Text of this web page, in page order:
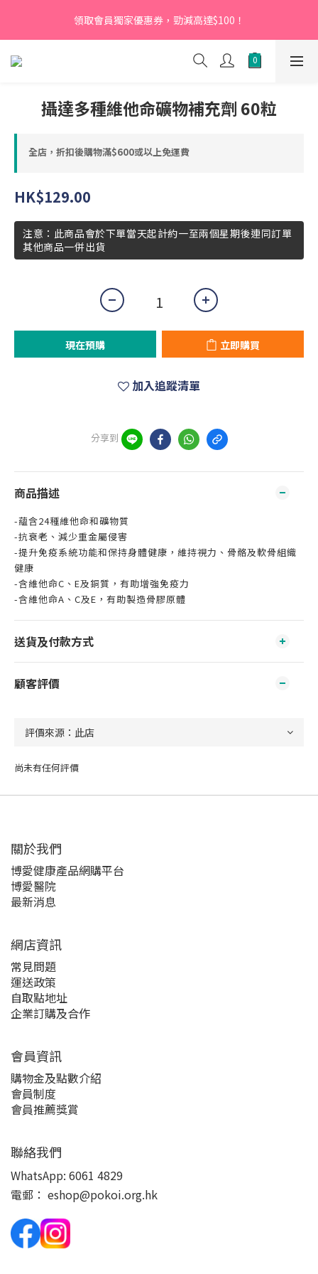
【新會員】即日起至2026月12月31日，首次下單輸入優惠碼
「NEW95」即可享95折
領取會員獨家優惠券，勁減高達$100！
【新會員】即日起至2026月12月31日，首次下單輸入優惠碼
「NEW95」即可享95折
攝達多種維他命礦物補充劑 60粒
全店，折扣後購物滿$600或以上免運費
HK$129.00
注意：此商品會於下單當天起計約一至兩個星期後連同訂單
其他商品一併出貨
現在預購 立即購買
加入追蹤清單
分享到
商品描述
-蘊含24種維他命和礦物質
-抗衰老、減少重金屬侵害
-提升免疫系統功能和保持身體健康，維持視力、骨骼及軟骨組織
健康
-含維他命C、E及銅質，有助增強免疫力
-含維他命A、C及E，有助製造骨膠原體
送貨及付款方式
顧客評價
尚未有任何評價
關於我們‎
博愛健康產品網購平台
博愛醫院
最新消息
網店資訊
常見問題
運送政策
自取點地址
企業訂購及合作
會員資訊
購物金及點數介紹
會員制度
會員推薦獎賞
聯絡我們
WhatsApp: 6061 4829
電郵： eshop@pokoi.org.hk